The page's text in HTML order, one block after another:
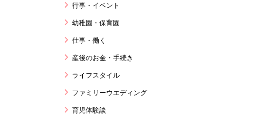
行事・イベント
幼稚園・保育園
仕事・働く
産後のお金・手続き
ライフスタイル
ファミリーウエディング
育児体験談